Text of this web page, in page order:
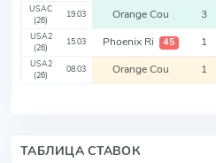
USAC
(26)
19.03 Orange Cou 3
USA2
(26)
15.03 Phoenix Ri 45 1
USA2
(26)
08.03 Orange Cou 1
ТАБЛИЦА СТАВОК